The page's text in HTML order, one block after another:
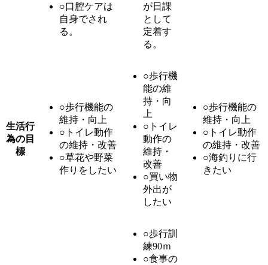
○口腔ケアは
自身でされ
る。
が日課
として
定着す
る。
生活行
為の目
標
○歩行機能の
維持・向上
○トイレ動作
の維持・改善
○草花や野菜
作りをしたい
○歩行機
能の維
持・向
上
○トイレ
動作の
維持・
改善
○買い物
外出が
したい
○歩行機能の
維持・向上
○トイレ動作
の維持・改善
○海釣りに行
きたい
○歩行訓
練90ｍ
○食事の